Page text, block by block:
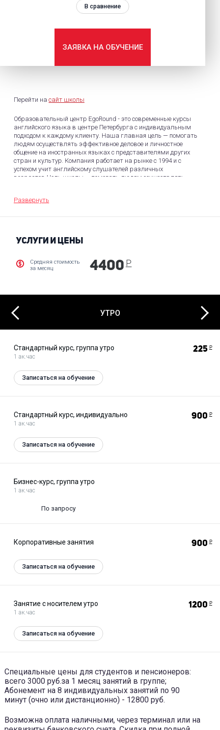
ЗАЯВКА НА ОБУЧЕНИЕ
В сравнение
Перейти на сайт школы
Образовательный центр EgoRound - это современные курсы
английского языка в центре Петербурга с индивидуальным
подходом к каждому клиенту. Наша главная цель — помогать
людям осуществлять эффективное деловое и личностное
общение на иностранных языках с представителями других
стран и культур. Компания работает на рынке с 1994 и с
успехом учит английскому слушателей различных
возрастов.Цель школы — помогать людям осуществлять
Развернуть
УСЛУГИ И ЦЕНЫ
Средняя стоимость
за месяц
4400 Р
Previous УТРО
Стандартный курс, группа утро
1 ак.час
225 Р
Записаться на обучение
Стандартный курс, индивидуально
1 ак.час
900 Р
Записаться на обучение
Бизнес-курс, группа утро
1 ак.час
По запросу
Корпоративные занятия 900 Р
Записаться на обучение
Занятие с носителем утро
1 ак.час
1200 Р
Записаться на обучение
Специальные цены для студентов и пенсионеров:
всего 3000 руб.за 1 месяц занятий в группе;
Абонемент на 8 индивидуальных занятий по 90
минут (очно или дистанционно) - 12800 руб.
Возможна оплата наличными, через терминал или на
Next